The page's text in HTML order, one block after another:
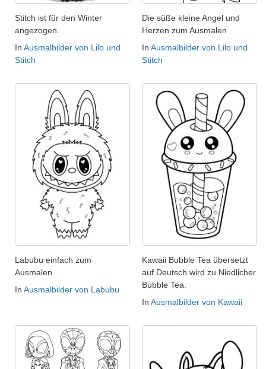
Stitch ist für den Winter
angezogen.
In Ausmalbilder von Lilo und
Stitch
Die süße kleine Angel und
Herzen zum Ausmalen
In Ausmalbilder von Lilo und
Stitch
Labubu einfach zum
Ausmalen
In Ausmalbilder von Labubu
Kawaii Bubble Tea übersetzt
auf Deutsch wird zu Niedlicher
Bubble Tea.
In Ausmalbilder von Kawaii